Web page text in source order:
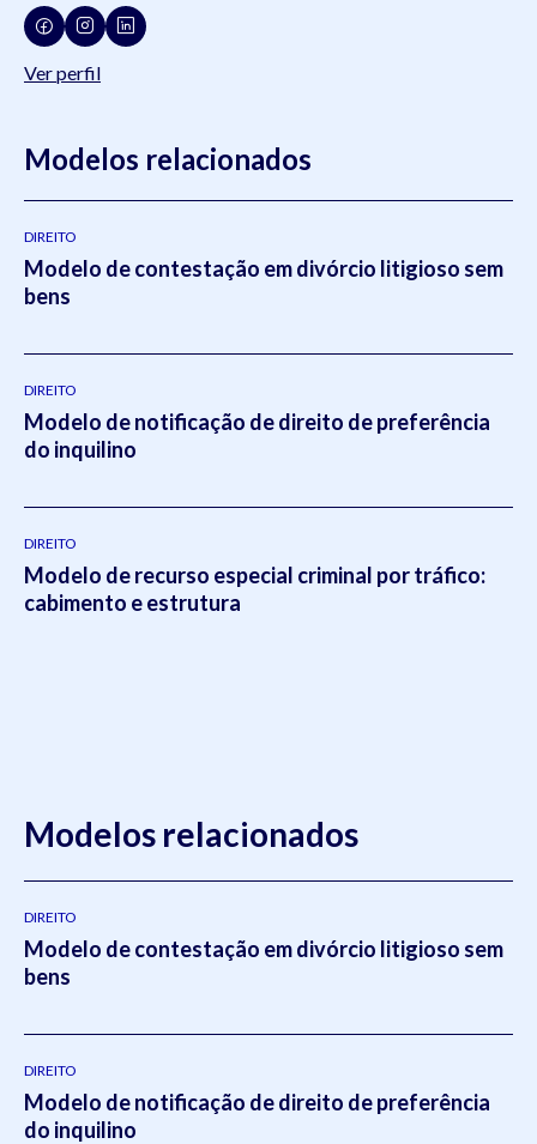
Ver perfil
Modelos relacionados
DIREITO
Modelo de contestação em divórcio litigioso sem
bens
DIREITO
Modelo de notificação de direito de preferência
do inquilino
DIREITO
Modelo de recurso especial criminal por tráfico:
cabimento e estrutura
Modelos relacionados
DIREITO
Modelo de contestação em divórcio litigioso sem
bens
DIREITO
Modelo de notificação de direito de preferência
do inquilino